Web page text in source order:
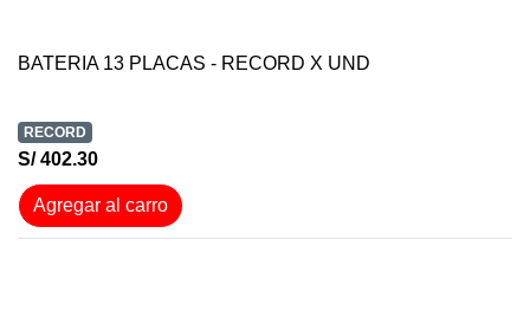
BATERIA 13 PLACAS - RECORD X UND
RECORD
S/ 402.30
Agregar al carro